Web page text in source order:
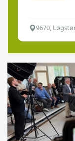
9670,